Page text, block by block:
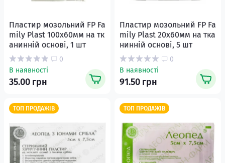
Пластир мозольний FP Fa
mily Plast 100х60мм на тк
анинній основі, 1 шт
0
В наявності
35.00 грн
Пластир мозольний FP Fa
mily Plast 20х60мм на тка
нинній основі, 5 шт
0
В наявності
91.50 грн
ТОП ПРОДАЖІВ ТОП ПРОДАЖІВ